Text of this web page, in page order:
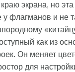
экрана, но
у флагманов и не
как из
Он меняет
для